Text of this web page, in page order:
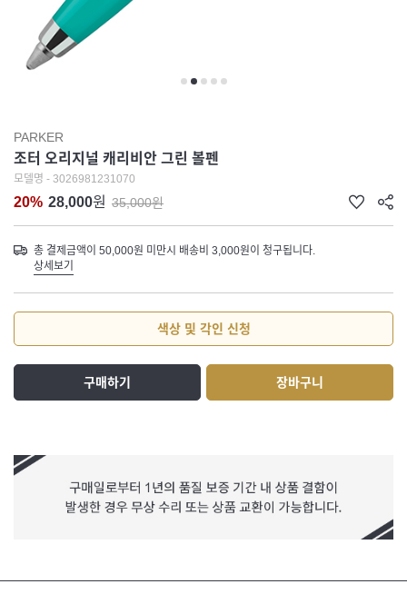
PARKER
조터 오리지널 캐리비안 그린 볼펜
모델명 - 3026981231070
20% 28,000원 35,000원
총 결제금액이 50,000원 미만시 배송비 3,000원이 청구됩니다.
상세보기
색상 및 각인 신청
구매하기 장바구니